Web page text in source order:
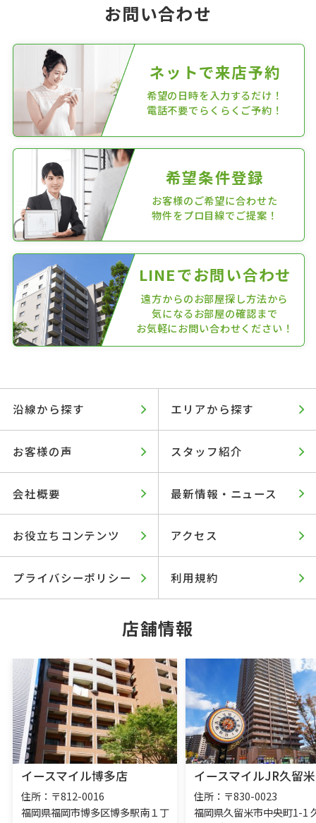
お問い合わせ
ネットで来店予約
希望の日時を入力するだけ！
電話不要でらくらくご予約！
希望条件登録
お客様のご希望に合わせた
物件をプロ目線でご提案！
LINEでお問い合わせ
遠方からのお部屋探し方法から
気になるお部屋の確認まで
お気軽にお問い合わせください！
沿線から探す エリアから探す
お客様の声 スタッフ紹介
会社概要 最新情報・ニュース
お役立ちコンテンツ アクセス
プライバシーポリシー 利用規約
店舗情報
イースマイル博多店
住所：〒812-0016
福岡県福岡市博多区博多駅南１丁
イースマイルJR久留
住所：〒830-0023
福岡県久留米市中央町1-1